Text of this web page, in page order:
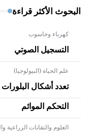
البحوث الأكثر قراءة
كهرباء وحاسوب
التسجيل الصوتي
علم الحياة (البيولوجيا)
تعدد أشكال البلورات
التحكم الموائم
العلوم والتقانات الزراعية
- هل تعلم أن